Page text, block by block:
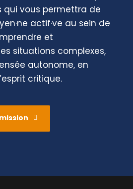
qui vous permettra de
actif·ve au sein de
et
situations complexes,
autonome, en
critique.